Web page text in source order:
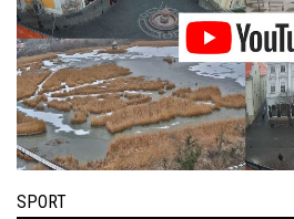
SPORT